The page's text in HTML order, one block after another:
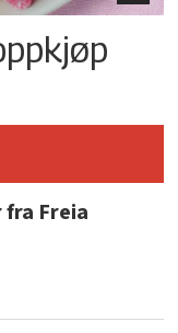
Freia